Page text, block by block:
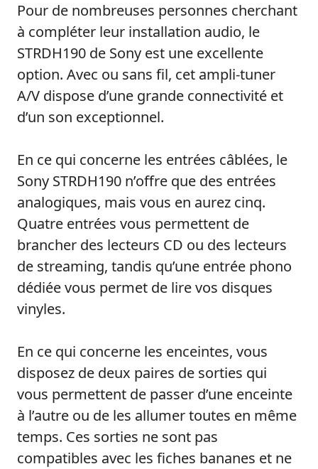
Pour de nombreuses personnes cherchant
à compléter leur installation audio, le
STRDH190 de Sony est une excellente
option. Avec ou sans fil, cet ampli-tuner
A/V dispose d’une grande connectivité et
d’un son exceptionnel.
En ce qui concerne les entrées câblées, le
Sony STRDH190 n’offre que des entrées
analogiques, mais vous en aurez cinq.
Quatre entrées vous permettent de
brancher des lecteurs CD ou des lecteurs
de streaming, tandis qu’une entrée phono
dédiée vous permet de lire vos disques
vinyles.
En ce qui concerne les enceintes, vous
disposez de deux paires de sorties qui
vous permettent de passer d’une enceinte
à l’autre ou de les allumer toutes en même
temps. Ces sorties ne sont pas
compatibles avec les fiches bananes et ne